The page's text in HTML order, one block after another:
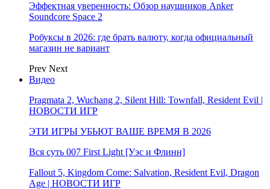
Эффектная уверенность: Обзор наушников Anker
Soundcore Space 2
Робуксы в 2026: где брать валюту, когда официальный
магазин не вариант
Prev Next
Видео
Pragmata 2, Wuchang 2, Silent Hill: Townfall, Resident Evil |
НОВОСТИ ИГР
ЭТИ ИГРЫ УБЬЮТ ВАШЕ ВРЕМЯ В 2026
Вся суть 007 First Light [Уэс и Флинн]
Fallout 5, Kingdom Come: Salvation, Resident Evil, Dragon
Age | НОВОСТИ ИГР